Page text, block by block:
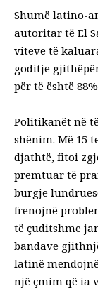
Shumë latino-
autoritar të El
viteve të
goditje
për të është
Politikanët në
shënim. Më 15
djathtë, fitoi
premtuar të
burgje
frenojnë
të çuditshme
bandave
latinë
një çmim që ia